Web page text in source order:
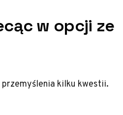
w opcji ze
kilku kwestii.